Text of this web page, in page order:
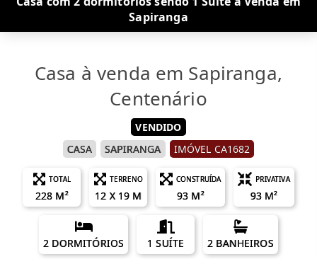
Sapiranga
Casa à venda em Sapiranga,
Centenário
VENDIDO
CASA
SAPIRANGA IMÓVEL CA1682
TOTAL
228 M²
TERRENO
12 X 19 M
CONSTRUÍDA
93 M²
PRIVATIVA
93 M²
2 DORMITÓRIOS 1 SUÍTE 2 BANHEIROS